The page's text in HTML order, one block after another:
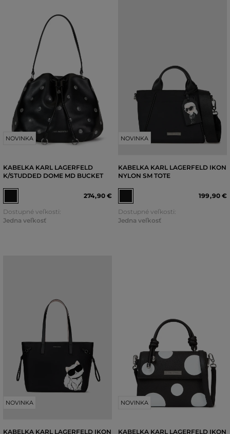
NOVINKA
KABELKA KARL LAGERFELD
K/STUDDED DOME MD BUCKET
274,90 €
Dostupné veľkosti:
Jedna veľkosť
NOVINKA
KABELKA KARL LAGERFELD IKON
NYLON SM TOTE
199,90 €
Dostupné veľkosti:
Jedna veľkosť
NOVINKA
KABELKA KARL LAGERFELD IKON
NOVINKA
KABELKA KARL LAGERFELD IKON